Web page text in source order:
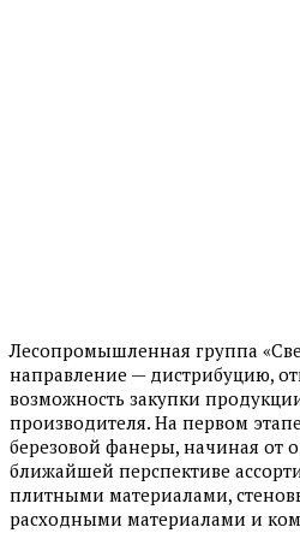
Лесопромышленная группа
направление — дистрибуцию,
возможность закупки
производителя. На первом
березовой фанеры, начиная от
ближайшей перспективе
плитными материалами,
расходными материалами и